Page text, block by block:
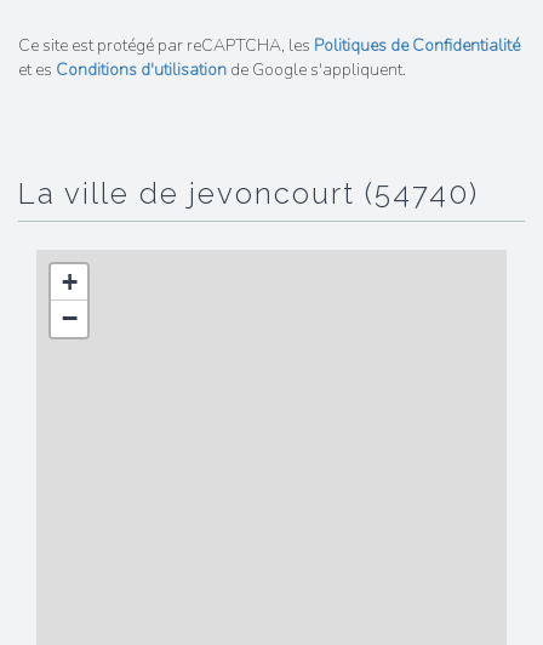
Ce site est protégé par reCAPTCHA, les Politiques de Confidentialité
et es Conditions d'utilisation de Google s'appliquent.
la ville de jevoncourt (54740)
+
−